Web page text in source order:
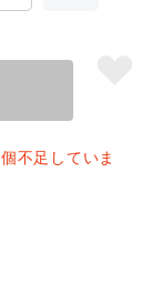
不足していま